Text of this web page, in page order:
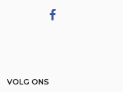
VOLG ONS